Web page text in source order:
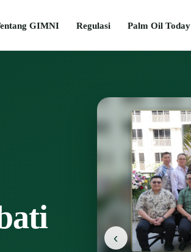
GIMNI Regulasi Palm Oil Today
‹